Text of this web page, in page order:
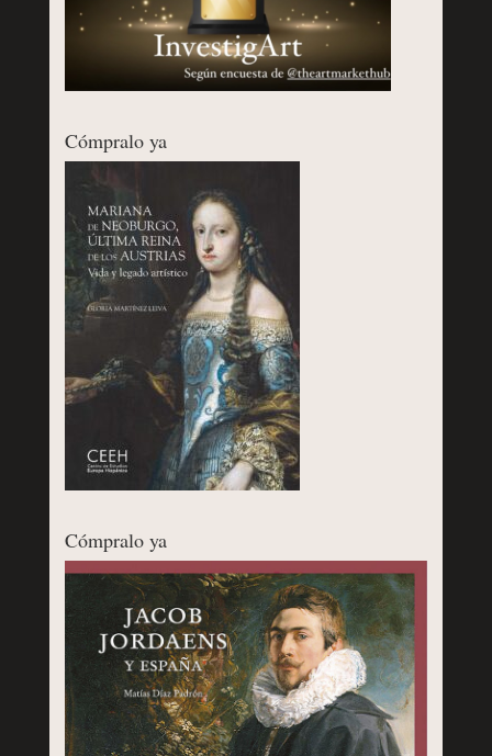
Cómpralo ya
Cómpralo ya